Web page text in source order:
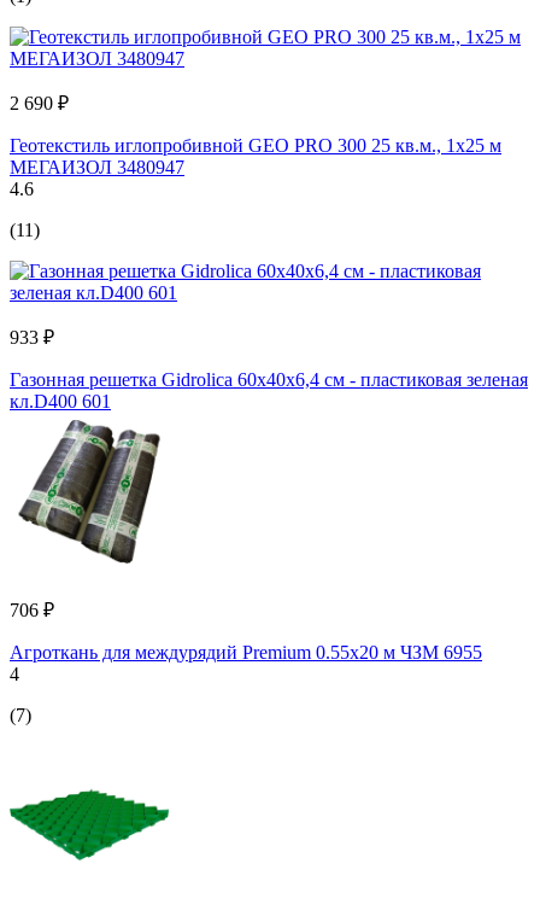
2 690 ₽
Геотекстиль иглопробивной GEO PRO 300 25 кв.м., 1х25 м
МЕГАИЗОЛ 3480947
4.6
(11)
933 ₽
Газонная решетка Gidrolica 60х40х6,4 см - пластиковая зеленая
кл.D400 601
706 ₽
Агроткань для междурядий Premium 0.55x20 м ЧЗМ 6955
4
(7)